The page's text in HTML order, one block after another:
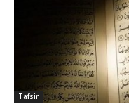
Tafsir